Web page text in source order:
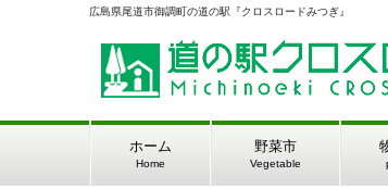
広島県尾道市御調町の道の駅『クロスロードみつぎ』
ホーム
Home
野菜市
Vegetable